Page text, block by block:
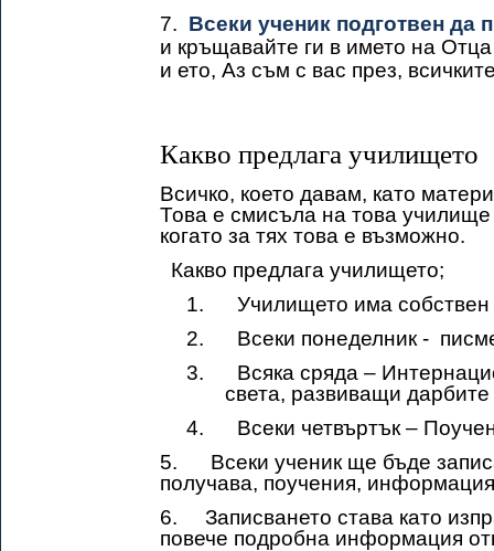
7. Всеки ученик подготвен да
и кръщавайте ги в името на
и ето, Аз съм с вас през,
Какво предлага училището
Всичко, което давам, като
Това е смисъла на това
когато за тях това е възможно.
Какво предлага училището;
1.
Училището има собствен
2.
Всеки понеделник -
3.
Всяка сряда –
света, развиващи
4.
Всеки четвъртък –
5. Всеки ученик ще бъде
получава, поучения,
6. Записването става като
повече подробна информация